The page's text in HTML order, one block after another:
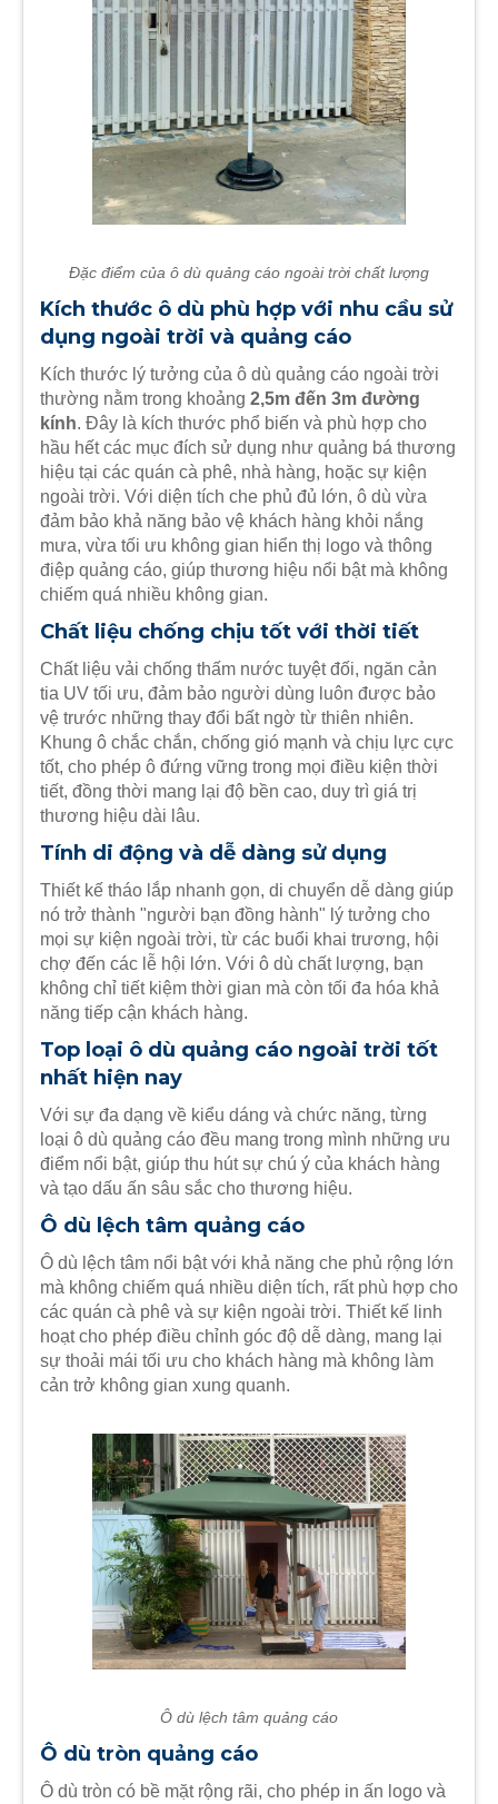
Đặc điểm của ô dù quảng cáo ngoài trời chất lượng
Kích thước ô dù phù hợp với nhu cầu sử
dụng ngoài trời và quảng cáo
Kích thước lý tưởng của ô dù quảng cáo ngoài trời
thường nằm trong khoảng 2,5m đến 3m đường
kính. Đây là kích thước phổ biến và phù hợp cho
hầu hết các mục đích sử dụng như quảng bá thương
hiệu tại các quán cà phê, nhà hàng, hoặc sự kiện
ngoài trời. Với diện tích che phủ đủ lớn, ô dù vừa
đảm bảo khả năng bảo vệ khách hàng khỏi nắng
mưa, vừa tối ưu không gian hiển thị logo và thông
điệp quảng cáo, giúp thương hiệu nổi bật mà không
chiếm quá nhiều không gian.
Chất liệu chống chịu tốt với thời tiết
Chất liệu vải chống thấm nước tuyệt đối, ngăn cản
tia UV tối ưu, đảm bảo người dùng luôn được bảo
vệ trước những thay đổi bất ngờ từ thiên nhiên.
Khung ô chắc chắn, chống gió mạnh và chịu lực cực
tốt, cho phép ô đứng vững trong mọi điều kiện thời
tiết, đồng thời mang lại độ bền cao, duy trì giá trị
thương hiệu dài lâu.
Tính di động và dễ dàng sử dụng
Thiết kế tháo lắp nhanh gọn, di chuyển dễ dàng giúp
nó trở thành "người bạn đồng hành" lý tưởng cho
mọi sự kiện ngoài trời, từ các buổi khai trương, hội
chợ đến các lễ hội lớn. Với ô dù chất lượng, bạn
không chỉ tiết kiệm thời gian mà còn tối đa hóa khả
năng tiếp cận khách hàng.
Top loại ô dù quảng cáo ngoài trời tốt
nhất hiện nay
Với sự đa dạng về kiểu dáng và chức năng, từng
loại ô dù quảng cáo đều mang trong mình những ưu
điểm nổi bật, giúp thu hút sự chú ý của khách hàng
và tạo dấu ấn sâu sắc cho thương hiệu.
Ô dù lệch tâm quảng cáo
Ô dù lệch tâm nổi bật với khả năng che phủ rộng lớn
mà không chiếm quá nhiều diện tích, rất phù hợp cho
các quán cà phê và sự kiện ngoài trời. Thiết kế linh
hoạt cho phép điều chỉnh góc độ dễ dàng, mang lại
sự thoải mái tối ưu cho khách hàng mà không làm
cản trở không gian xung quanh.
Ô dù lệch tâm quảng cáo
Ô dù tròn quảng cáo
Ô dù tròn có bề mặt rộng rãi, cho phép in ấn logo và